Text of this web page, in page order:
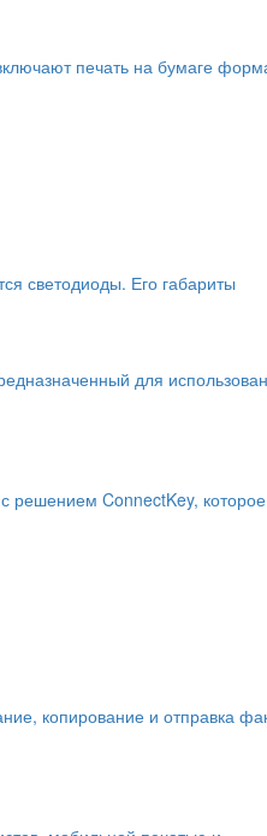
печать на бумаге
светодиоды. Его габариты
для
решением ConnectKey, которое
копирование и отправка